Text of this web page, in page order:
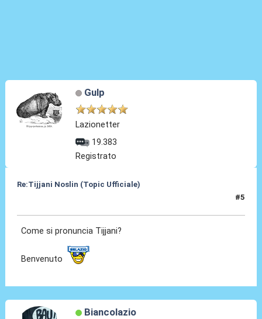
Gulp
Lazionetter
19.383
Registrato
Re:Tijjani Noslin (Topic Ufficiale)
#5
Come si pronuncia Tijjani?
Benvenuto
Biancolazio